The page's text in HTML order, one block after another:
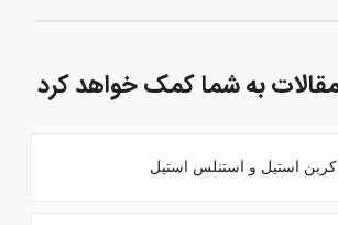
به شما کمک خواهد کرد
کربن استیل و استنلس استیل